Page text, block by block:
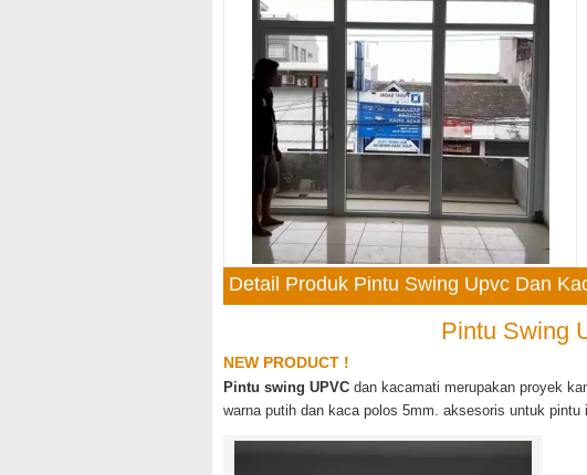
Detail Produk Pintu Swing Upvc Dan
Pintu Swing
NEW PRODUCT !
Pintu swing UPVC dan kacamati merupakan proyek
warna putih dan kaca polos 5mm. aksesoris untuk pintu